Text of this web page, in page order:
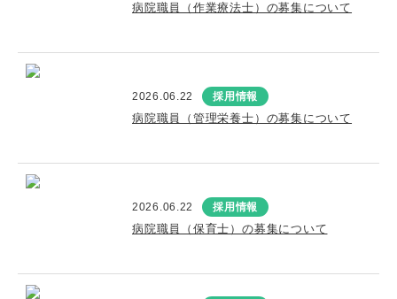
病院職員（作業療法士）の募集について
2026.06.22 採用情報
病院職員（管理栄養士）の募集について
2026.06.22 採用情報
病院職員（保育士）の募集について